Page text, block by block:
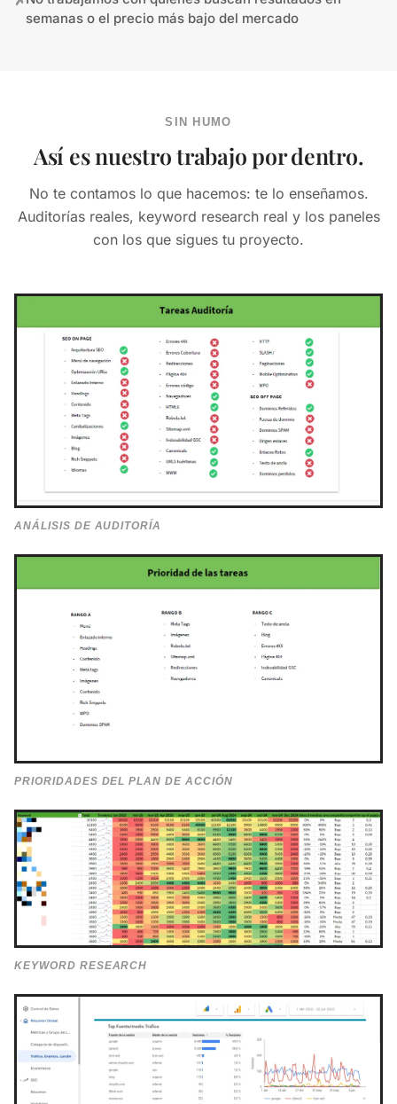
semanas o el precio más bajo del mercado
SIN HUMO
Así es nuestro trabajo por dentro.
No te contamos lo que hacemos: te lo enseñamos.
Auditorías reales, keyword research real y los paneles
con los que sigues tu proyecto.
ANÁLISIS DE AUDITORÍA
PRIORIDADES DEL PLAN DE ACCIÓN
KEYWORD RESEARCH